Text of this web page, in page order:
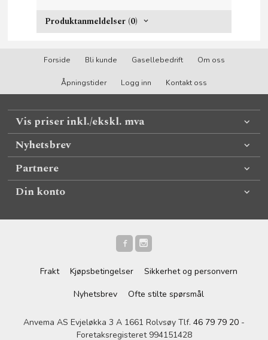
Produktanmeldelser (0)
Forside Bli kunde Gasellebedrift Om oss
Åpningstider Logg inn Kontakt oss
Vis priser inkl./ekskl. mva
Nyhetsbrev
Partnere
Din konto
Frakt Kjøpsbetingelser
Sikkerhet og personvern
Nyhetsbrev
Ofte stilte spørsmål
Anvema AS Evjeløkka 3 A 1661 Rolvsøy Tlf. 46 79 79 20 -
Foretaksregisteret 994151428